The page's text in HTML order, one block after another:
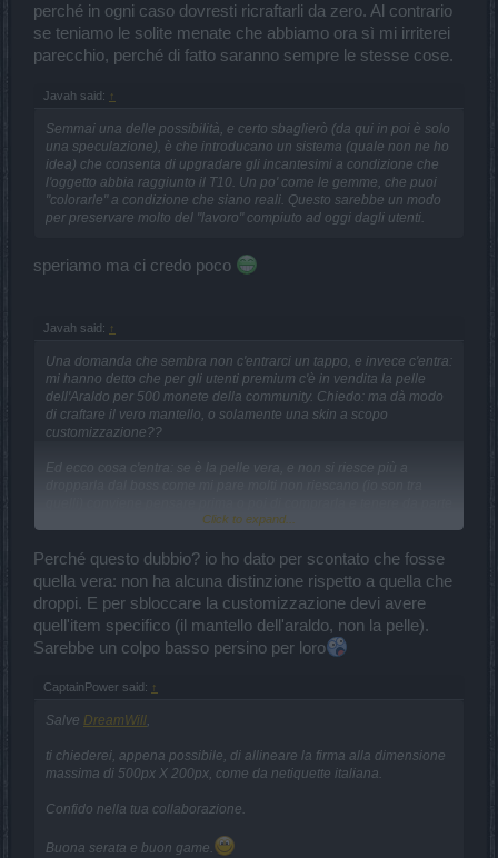
perché in ogni caso dovresti ricraftarli da zero. Al contrario
se teniamo le solite menate che abbiamo ora sì mi irriterei
parecchio, perché di fatto saranno sempre le stesse cose.
Javah said: ↑
Semmai una delle possibilità, e certo sbaglierò (da qui in poi è solo
una speculazione), è che introducano un sistema (quale non ne ho
idea) che consenta di upgradare gli incantesimi a condizione che
l'oggetto abbia raggiunto il T10. Un po' come le gemme, che puoi
"colorarle" a condizione che siano reali. Questo sarebbe un modo
per preservare molto del "lavoro" compiuto ad oggi dagli utenti.
speriamo ma ci credo poco
Javah said: ↑
Una domanda che sembra non c'entrarci un tappo, e invece c'entra:
mi hanno detto che per gli utenti premium c'è in vendita la pelle
dell'Araldo per 500 monete della community. Chiedo: ma dà modo
di craftare il vero mantello, o solamente una skin a scopo
customizzazione??
Ed ecco cosa c'entra: se è la pelle vera, e non si riesce più a
Click to expand...
Perché questo dubbio? io ho dato per scontato che fosse
quella vera: non ha alcuna distinzione rispetto a quella che
droppi. E per sbloccare la customizzazione devi avere
quell'item specifico (il mantello dell'araldo, non la pelle).
Sarebbe un colpo basso persino per loro
CaptainPower said: ↑
Salve DreamWill,
ti chiederei, appena possibile, di allineare la firma alla dimensione
massima di 500px X 200px, come da netiquette italiana.
Confido nella tua collaborazione.
Buona serata e buon game.